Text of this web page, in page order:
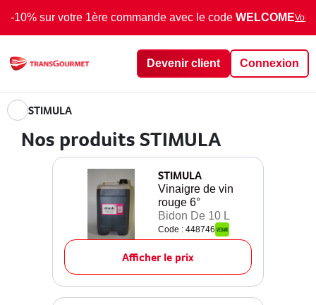
-10% sur votre 1ère commande avec le code WELCOMEVoir
Devenir client Connexion
STIMULA
Nos produits STIMULA
STIMULA
Vinaigre de vin
rouge 6°
Bidon De 10 L
Code : 448746
Afficher le prix